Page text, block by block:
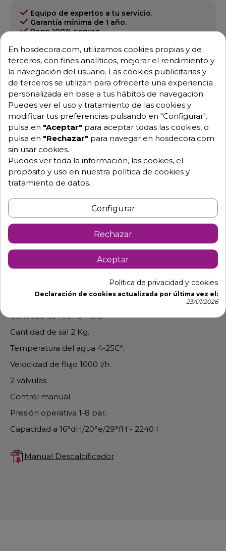
Equipo de expertos a tu servicio.
Garantía mínima de 1 año.
Pago 100% seguro.
976 25 59 91
info@hosdecora.com
Hablemos
Pide tu presupuesto
Detalles de producto
Depurador de agua manual
Dimensiones: alto 60 cm x diámetro 19 cm.
Cantidad de resina 11.2 L.
Cantidad de sal 2 Kg.
Temperatura del agua 4-25Cº.
Velocidad de flujo 1000 l/h.
2 válvulas.
Control manual.
Presión operativa 1-8 bar.
Capacidad a 16°dH/20°e/29°fH - 2240 l
Manual Descalcificador
En hosdecora.com, utilizamos cookies propias y de
terceros, con fines analíticos, mejorar el rendimiento y
la navegación del usuario. Las cookies publicitarias y
de terceros se utilizan para ofrecerte una experiencia
personalizada en base a tus hábitos de navegacion.
Puedes ver el uso y tratamiento de las cookies y
modificar tus preferencias pulsando en "Configurar",
pulsa en "Aceptar" para aceptar todas las cookies, o
pulsa en "Rechazar" para navegar en hosdecora.com
sin usar cookies.
Puedes ver toda la información, las cookies, el
propósito y uso en nuestra política de cookies y
tratamiento de datos.
Configurar
Rechazar
Aceptar
Política de privacidad y cookies
Declaración de cookies actualizada por última vez el:
23/01/2026